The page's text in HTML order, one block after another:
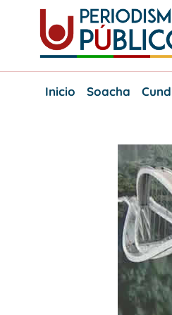
content
Noticias
Inicio
Soacha